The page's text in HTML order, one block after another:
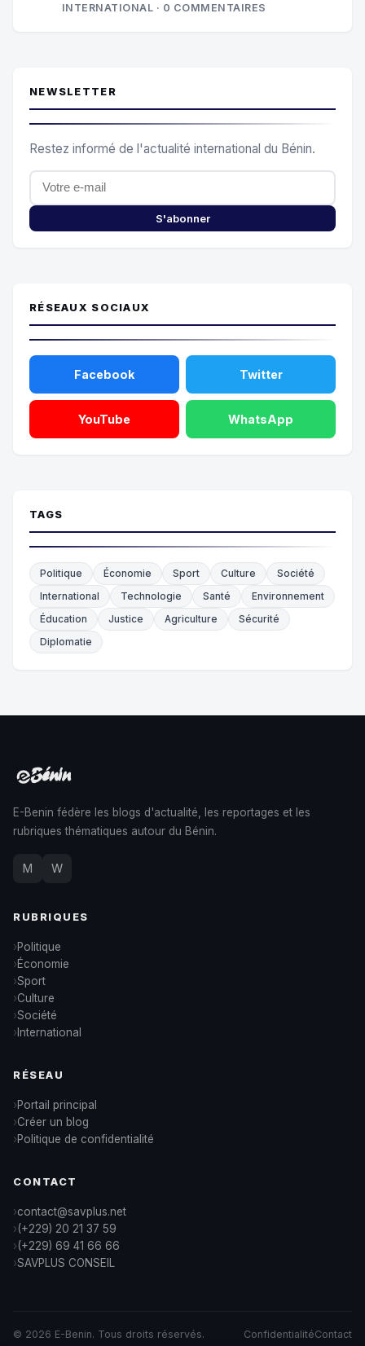
INTERNATIONAL · 0 COMMENTAIRES
NEWSLETTER
Restez informé de l'actualité international du Bénin.
S'abonner
RÉSEAUX SOCIAUX
Facebook Twitter
YouTube WhatsApp
TAGS
Politique Économie Sport Culture
Société
International
Technologie Santé
Environnement
Éducation
Justice Agriculture
Sécurité
Diplomatie
E-Benin fédère les blogs d'actualité, les reportages et les
rubriques thématiques autour du Bénin.
M W
RUBRIQUES
Politique
Économie
Sport
Culture
Société
International
RÉSEAU
Portail principal
Créer un blog
Politique de confidentialité
CONTACT
contact@savplus.net
(+229) 20 21 37 59
(+229) 69 41 66 66
SAVPLUS CONSEIL
© 2026 E-Benin. Tous droits réservés. ConfidentialitéContact